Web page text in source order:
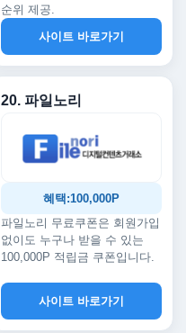
순위 제공.
사이트 바로가기
20. 파일노리
혜택:100,000P
파일노리 무료쿠폰은 회원가입
없이도 누구나 받을 수 있는
100,000P 적립금 쿠폰입니다.
사이트 바로가기